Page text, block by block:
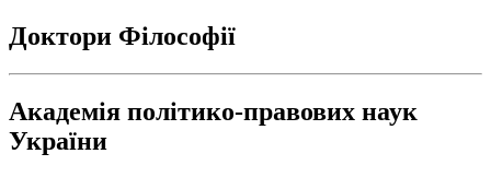
Доктори Філософії
Академія політико-правових наук
України